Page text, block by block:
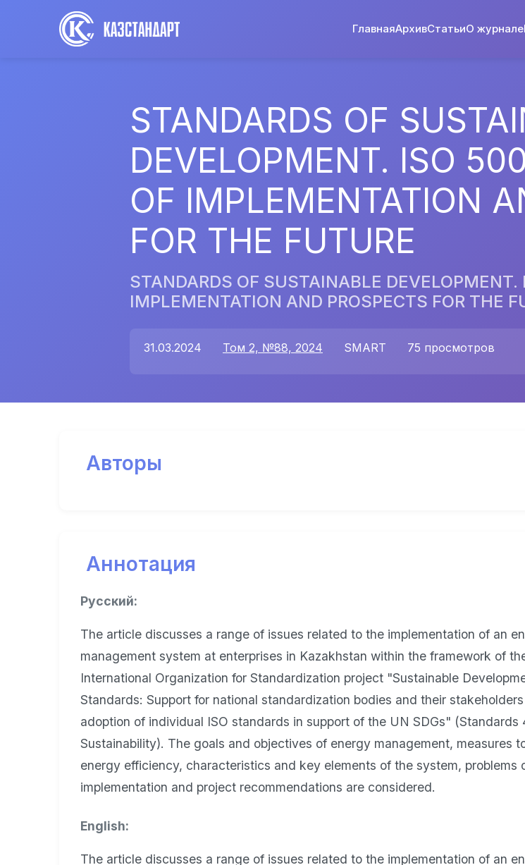
ГлавнаяАрхивСтатьиО журнале
STANDARDS OF
DEVELOPMENT. ISO
OF IMPLEMENTATION
FOR THE FUTURE
STANDARDS OF SUSTAINABLE
IMPLEMENTATION AND PROSPECTS FOR THE
31.03.2024 Том 2, №88, 2024 SMART 75 просмотров
Авторы
Аннотация
Русский:
The article discusses a range of issues related to the implementation of an
management system at enterprises in Kazakhstan within the framework of
International Organization for Standardization project "Sustainable
Standards: Support for national standardization bodies and their
adoption of individual ISO standards in support of the UN SDGs" (Standards
Sustainability). The goals and objectives of energy management, measures
energy efficiency, characteristics and key elements of the system, problems
implementation and project recommendations are considered.
English:
The article discusses a range of issues related to the implementation of an